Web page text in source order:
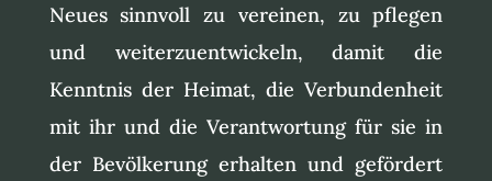
Neues sinnvoll zu vereinen, zu pflegen
und weiterzuentwickeln, damit die
Kenntnis der Heimat, die Verbundenheit
mit ihr und die Verantwortung für sie in
der Bevölkerung erhalten und gefördert